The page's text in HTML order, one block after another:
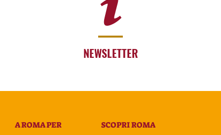
NEWSLETTER
A ROMA PER SCOPRI ROMA